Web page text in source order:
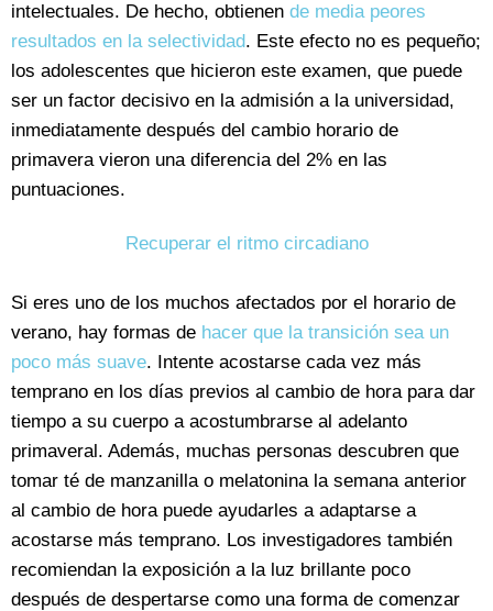
intelectuales. De hecho, obtienen de media peores
resultados en la selectividad. Este efecto no es pequeño;
los adolescentes que hicieron este examen, que puede
ser un factor decisivo en la admisión a la universidad,
inmediatamente después del cambio horario de
primavera vieron una diferencia del 2% en las
puntuaciones.
Recuperar el ritmo circadiano
Si eres uno de los muchos afectados por el horario de
verano, hay formas de hacer que la transición sea un
poco más suave. Intente acostarse cada vez más
temprano en los días previos al cambio de hora para dar
tiempo a su cuerpo a acostumbrarse al adelanto
primaveral. Además, muchas personas descubren que
tomar té de manzanilla o melatonina la semana anterior
al cambio de hora puede ayudarles a adaptarse a
acostarse más temprano. Los investigadores también
recomiendan la exposición a la luz brillante poco
después de despertarse como una forma de comenzar